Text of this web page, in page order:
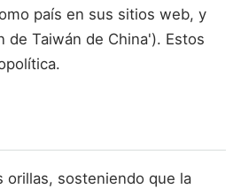
país en sus sitios web, y
de Taiwán de China'). Estos
orillas, sosteniendo que la